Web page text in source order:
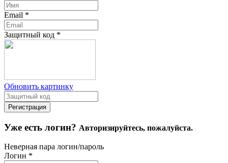
Email *
Защитный код *
Обновить картинку
Уже есть логин? Авторизируйтесь, пожалуйста.
Неверная пара логин/пароль
Логин *